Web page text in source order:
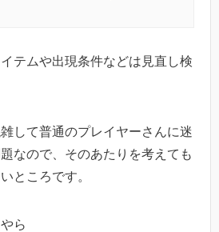
テムや出現条件などは見直し検
して普通のプレイヤーさんに迷
なので、そのあたりを考えても
ところです。
ら